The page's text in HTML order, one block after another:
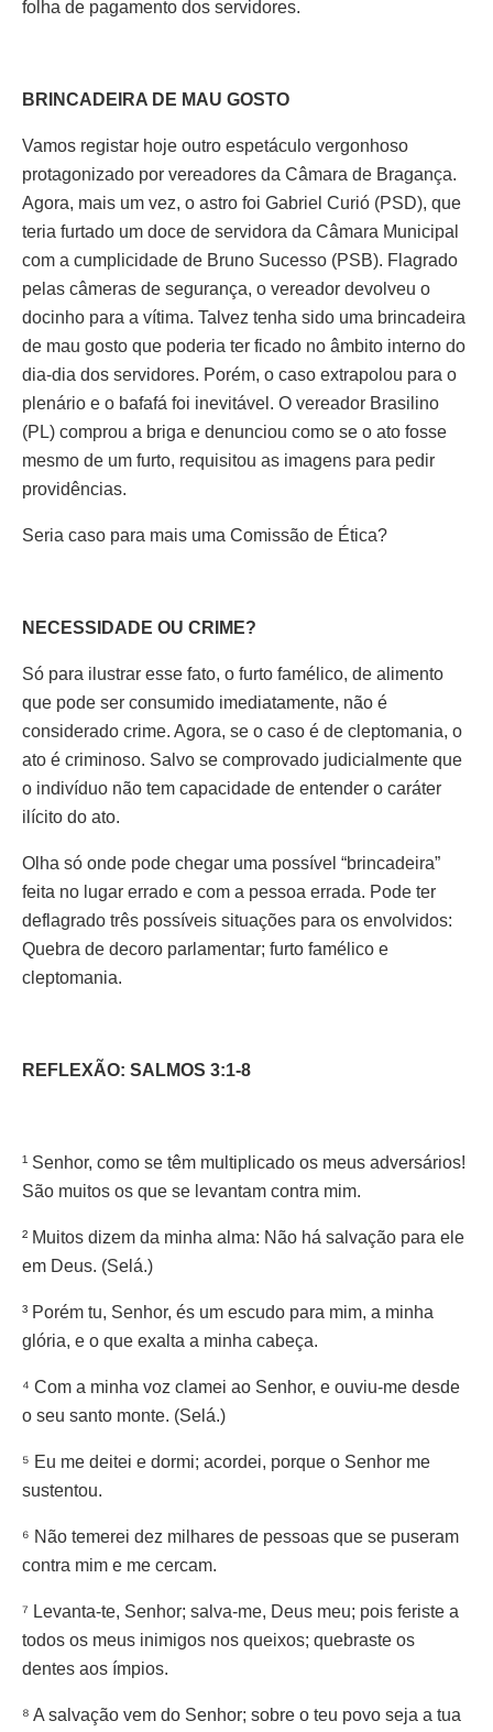
folha de pagamento dos servidores.
BRINCADEIRA DE MAU GOSTO
Vamos registar hoje outro espetáculo vergonhoso
protagonizado por vereadores da Câmara de Bragança.
Agora, mais um vez, o astro foi Gabriel Curió (PSD), que
teria furtado um doce de servidora da Câmara Municipal
com a cumplicidade de Bruno Sucesso (PSB). Flagrado
pelas câmeras de segurança, o vereador devolveu o
docinho para a vítima. Talvez tenha sido uma brincadeira
de mau gosto que poderia ter ficado no âmbito interno do
dia-dia dos servidores. Porém, o caso extrapolou para o
plenário e o bafafá foi inevitável. O vereador Brasilino
(PL) comprou a briga e denunciou como se o ato fosse
mesmo de um furto, requisitou as imagens para pedir
providências.
Seria caso para mais uma Comissão de Ética?
NECESSIDADE OU CRIME?
Só para ilustrar esse fato, o furto famélico, de alimento
que pode ser consumido imediatamente, não é
considerado crime. Agora, se o caso é de cleptomania, o
ato é criminoso. Salvo se comprovado judicialmente que
o indivíduo não tem capacidade de entender o caráter
ilícito do ato.
Olha só onde pode chegar uma possível “brincadeira”
feita no lugar errado e com a pessoa errada. Pode ter
deflagrado três possíveis situações para os envolvidos:
Quebra de decoro parlamentar; furto famélico e
cleptomania.
REFLEXÃO: SALMOS 3:1-8
¹ Senhor, como se têm multiplicado os meus adversários!
São muitos os que se levantam contra mim.
² Muitos dizem da minha alma: Não há salvação para ele
em Deus. (Selá.)
³ Porém tu, Senhor, és um escudo para mim, a minha
glória, e o que exalta a minha cabeça.
⁴ Com a minha voz clamei ao Senhor, e ouviu-me desde
o seu santo monte. (Selá.)
⁵ Eu me deitei e dormi; acordei, porque o Senhor me
sustentou.
⁶ Não temerei dez milhares de pessoas que se puseram
contra mim e me cercam.
⁷ Levanta-te, Senhor; salva-me, Deus meu; pois feriste a
todos os meus inimigos nos queixos; quebraste os
dentes aos ímpios.
⁸ A salvação vem do Senhor; sobre o teu povo seja a tua